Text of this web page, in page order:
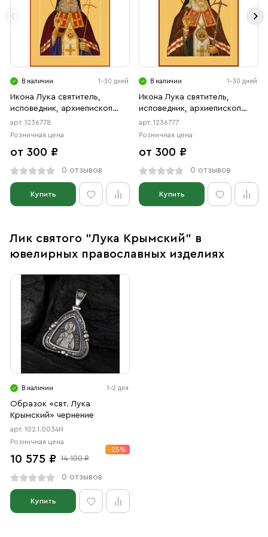
В наличии 1-30 дней
Икона Лука святитель,
исповедник, архиепископ
Крымский (АРТ.06778)
арт. 1236778
Розничная цена
от 300 ₽
0 отзывов
Купить
В наличии 1-30 дней
Икона Лука святитель,
исповедник, архиепископ
Крымский (АРТ.06777)
арт. 1236777
Розничная цена
от 300 ₽
0 отзывов
Купить
Лик святого "Лука Крымский" в
ювелирных православных изделиях
В наличии 1-2 дня
Образок «свт. Лука
Крымский» чернение
арт. 102.1.0034N
Розничная цена
10 575 ₽ 14 100 ₽
-25%
0 отзывов
Купить